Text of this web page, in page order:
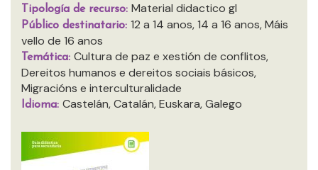
Tipología de recurso: Material didactico gl
Público destinatario: 12 a 14 anos, 14 a 16 anos, Máis
vello de 16 anos
Temática: Cultura de paz e xestión de conflitos,
Dereitos humanos e dereitos sociais básicos,
Migracións e interculturalidade
Idioma: Castelán, Catalán, Euskara, Galego